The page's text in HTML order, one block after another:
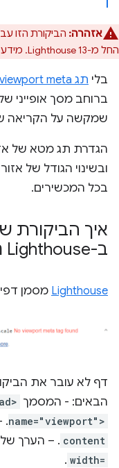
אזהרה: הביקורת הזו
החל מ-Lighthouse 13. מידע נוסף זמין במאמר
בלי תג viewport meta
ברוחב מסך אופייני
שמקשה על הקריאה
הגדרת תג מטא של
ובשינוי הגודל של
בכל המכשירים.
איך הביקורת
ב-Lighthouse נכשלת
Lighthouse מסמן
דף לא עובר את
הבאים: - המסמך
name="viewport">. ‫– מטא תג אזור התצוגה מכיל מאפיין
content . – הערך של
width=
.